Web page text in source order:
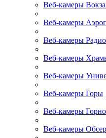
Веб-камеры
Веб-камеры
Веб-камеры
Веб-камеры
Веб-камеры
Веб-камеры Горы
Веб-камеры
Веб-камеры